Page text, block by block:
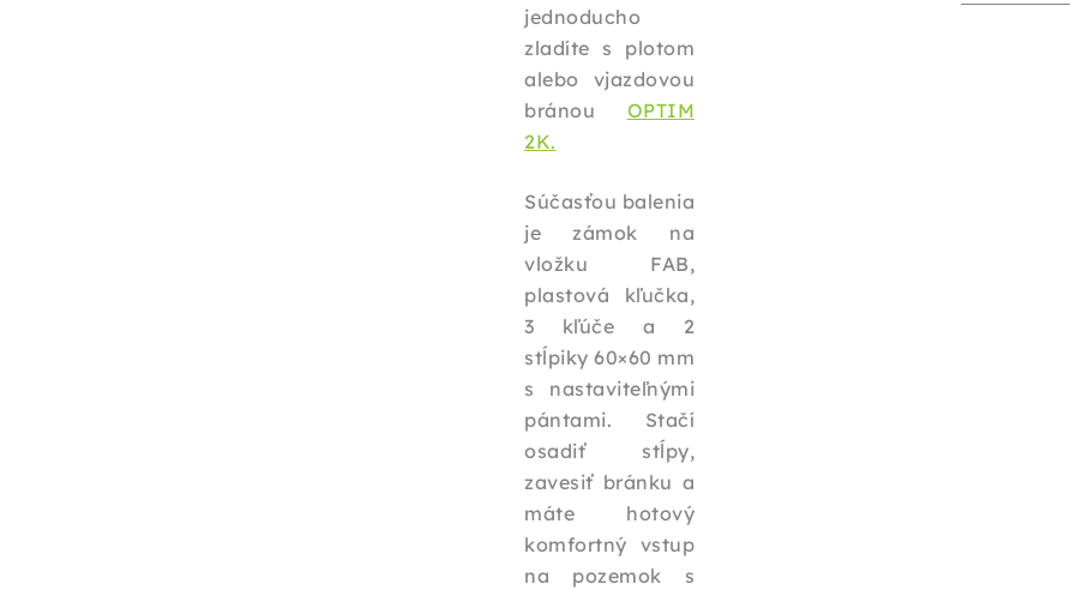
jednoducho
zladíte s plotom
alebo vjazdovou
bránou OPTIM
2K.
Súčasťou balenia
je zámok na
vložku FAB,
plastová kľučka,
3 kľúče a 2
stĺpiky 60×60 mm
s nastaviteľnými
pántami. Stačí
osadiť stĺpy,
zavesiť bránku a
máte hotový
komfortný vstup
na pozemok s